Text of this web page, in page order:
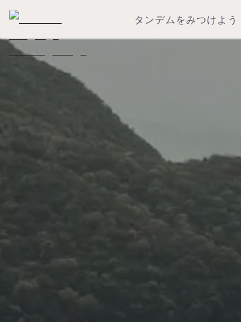
タンデムをみつけよう